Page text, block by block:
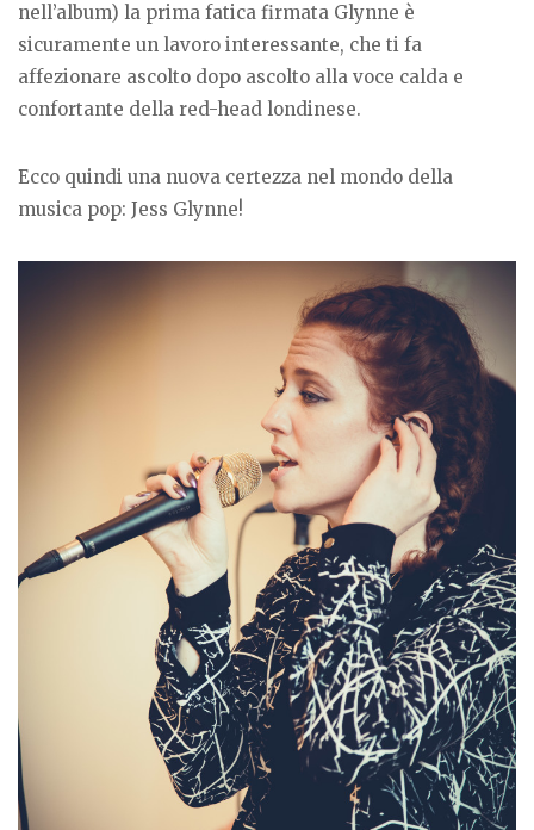
nell’album) la prima fatica firmata Glynne è
sicuramente un lavoro interessante, che ti fa
affezionare ascolto dopo ascolto alla voce calda e
confortante della red-head londinese.
Ecco quindi una nuova certezza nel mondo della
musica pop: Jess Glynne!